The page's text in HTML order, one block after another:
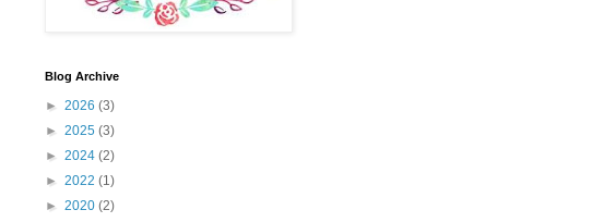
Blog Archive
► 2026 (3)
► 2025 (3)
► 2024 (2)
► 2022 (1)
► 2020 (2)